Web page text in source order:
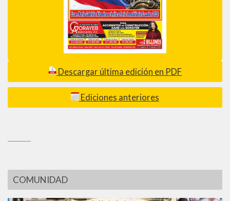
Descargar última edición en PDF
Ediciones anteriores
COMUNIDAD